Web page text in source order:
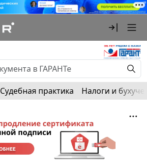
Судебная практика Налоги и